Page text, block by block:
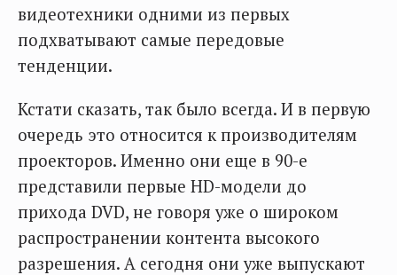
видеотехники одними из первых
подхватывают самые передовые
тенденции.
Кстати сказать, так было всегда. И в первую
очередь это относится к производителям
проекторов. Именно они еще в 90-е
представили первые HD-модели до
прихода DVD, не говоря уже о широком
распространении контента высокого
разрешения. А сегодня они уже выпускают